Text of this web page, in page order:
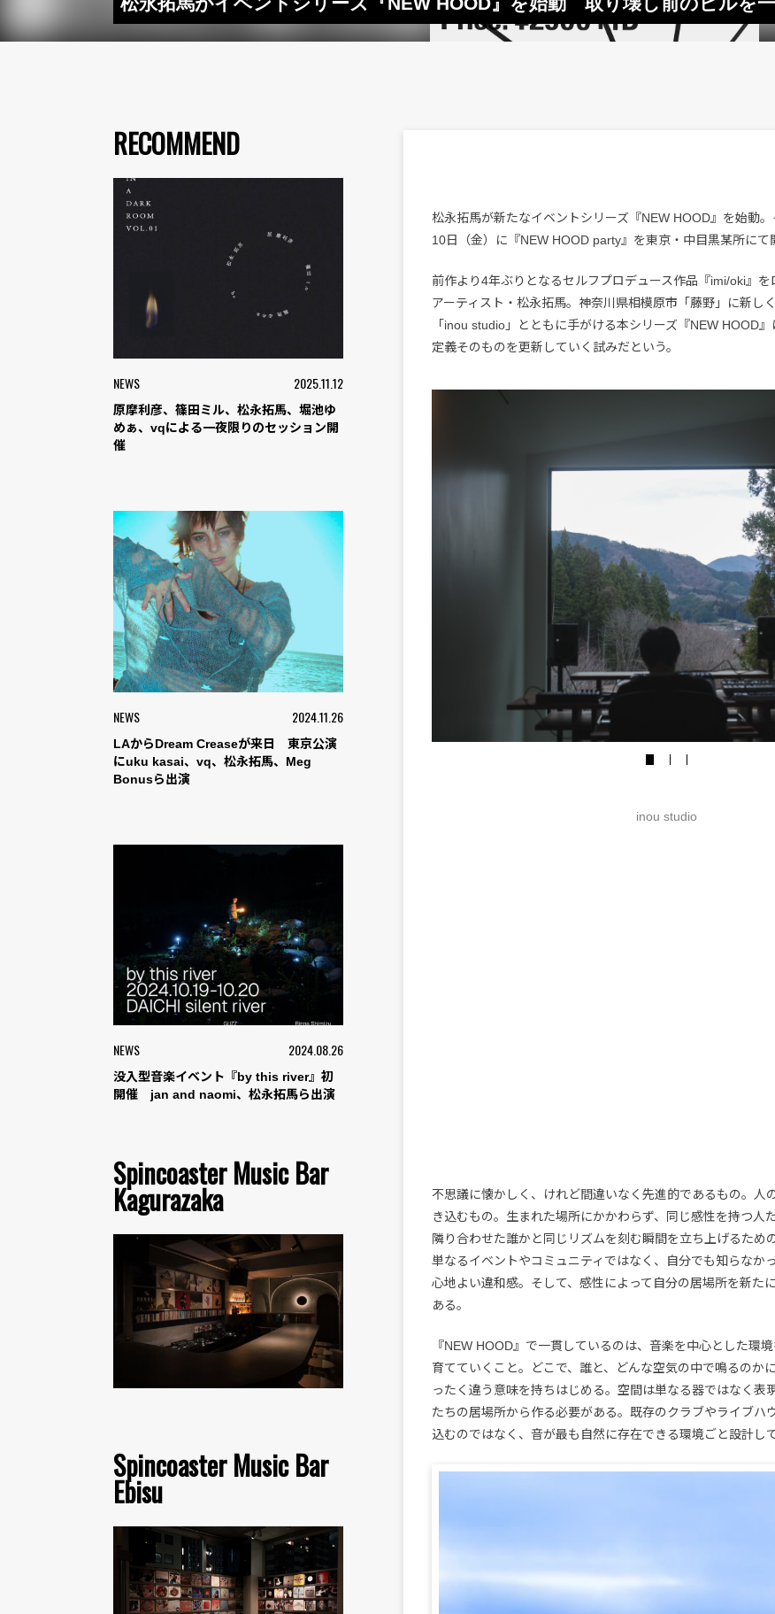
RECOMMEND
NEWS 2025.11.12
原摩利彦、篠田ミル、松永拓馬、堀池ゆ
めぁ、vqによる一夜限りのセッション開
催
NEWS 2024.11.26
LAからDream Creaseが来日 東京公演
にuku kasai、vq、松永拓馬、Meg
Bonusら出演
NEWS 2024.08.26
没入型音楽イベント『by this river』初
開催 jan and naomi、松永拓馬ら出演
Spincoaster Music Bar
Kagurazaka
Spincoaster Music Bar
Ebisu
松永拓馬が新たなイベントシリーズ『NEW HOOD』を始動
10日（金）に『NEW HOOD party』を東京・中目黒某所にて
前作より4年ぶりとなるセルフプロデュース作品『imi/oki』を
アーティスト・松永拓馬。神奈川県相模原市「藤野」に新し
「inou studio」とともに手がける本シリーズ『NEW HOOD
定義そのものを更新していく試みだという。
inou studio
不思議に懐かしく、けれど間違いなく先進的であるもの。人
き込むもの。生まれた場所にかかわらず、同じ感性を持つ人
隣り合わせた誰かと同じリズムを刻む瞬間を立ち上げるため
単なるイベントやコミュニティではなく、自分でも知らなか
心地よい違和感。そして、感性によって自分の居場所を新た
ある。
『NEW HOOD』で一貫しているのは、音楽を中心とした環境
育てていくこと。どこで、誰と、どんな空気の中で鳴るのか
ったく違う意味を持ちはじめる。空間は単なる器ではなく表
たちの居場所から作る必要がある。既存のクラブやライブハ
込むのではなく、音が最も自然に存在できる環境ごと設計し